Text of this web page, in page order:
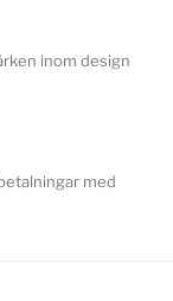
inom design
med